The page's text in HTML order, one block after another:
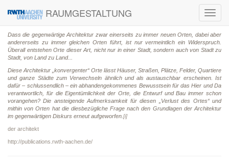
RAUMGESTALTUNG
Dass die gegenwärtige Architektur zwar einerseits zu immer neuen Orten, dabei aber
andererseits zu immer gleichen Orten führt, ist nur vermeintlich ein Widerspruch.
Überall entstehen Orte dieser Art, nicht nur in einer Stadt, sondern auch von Stadt zu
Stadt, von Land zu Land...
Diese Architektur „konvergenter“ Orte lässt Häuser, Straßen, Plätze, Felder, Quartiere
und ganze Städte zum Verwechseln ähnlich und als austauschbar erscheinen. Ist
dafür – schlussendlich – ein abhandengekommenes Bewusstsein für das Hier und Da
verantwortlich, für die Eigentümlichkeit der Orte, die Entwurf und Bau immer schon
vorangehen? Die ansteigende Aufmerksamkeit für diesen „Verlust des Ortes“ und
mithin von Orten hat die diesbezügliche Frage nach den Grundlagen der Architektur
im gegenwärtigen Diskurs erneut aufgeworfen. [i]
der architekt
http://publications.rwth-aachen.de/